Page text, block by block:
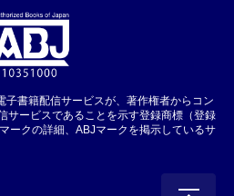
子書籍配信サービスが、著作権者からコン
サービスであることを示す登録商標（登録
ークの詳細、ABJマークを掲示しているサ